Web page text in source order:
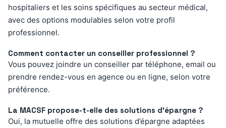
hospitaliers et les soins spécifiques au secteur médical,
avec des options modulables selon votre profil
professionnel.
Comment contacter un conseiller professionnel ?
Vous pouvez joindre un conseiller par téléphone, email ou
prendre rendez-vous en agence ou en ligne, selon votre
préférence.
La MACSF propose-t-elle des solutions d’épargne ?
Oui, la mutuelle offre des solutions d’épargne adaptées